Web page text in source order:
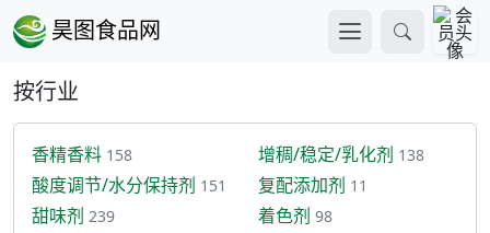
昊图食品网
首页 采购 食品添加剂
按行业
香精香料 158 增稠/稳定/乳化剂 138
酸度调节/水分保持剂 151 复配添加剂 11
甜味剂 239 着色剂 98